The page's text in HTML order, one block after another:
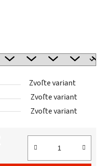
Zvoľte variant
Zvoľte variant
Zvoľte variant